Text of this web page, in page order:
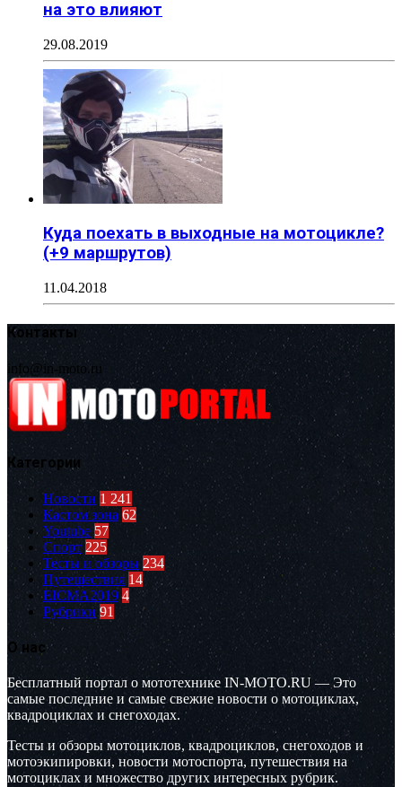
на это влияют
29.08.2019
Куда поехать в выходные на мотоцикле?
(+9 маршрутов)
11.04.2018
Контакты
info@in-moto.ru
Категории
Новости 1 241
Кастом зона 62
Youtube 57
Спорт 225
Тесты и обзоры 234
Путешествия 14
EICMA2019 4
Рубрики 91
О нас
Бесплатный портал о мототехнике IN-MOTO.RU — Это
самые последние и самые свежие новости о мотоциклах,
квадроциклах и снегоходах.
Тесты и обзоры мотоциклов, квадроциклов, снегоходов и
мотоэкипировки, новости мотоспорта, путешествия на
мотоциклах и множество других интересных рубрик.